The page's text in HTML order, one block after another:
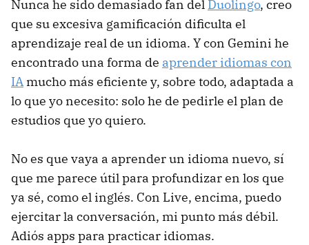
Nunca he sido demasiado fan del Duolingo, creo
que su excesiva gamificación dificulta el
aprendizaje real de un idioma. Y con Gemini he
encontrado una forma de aprender idiomas con
IA mucho más eficiente y, sobre todo, adaptada a
lo que yo necesito: solo he de pedirle el plan de
estudios que yo quiero.
No es que vaya a aprender un idioma nuevo, sí
que me parece útil para profundizar en los que
ya sé, como el inglés. Con Live, encima, puedo
ejercitar la conversación, mi punto más débil.
Adiós apps para practicar idiomas.